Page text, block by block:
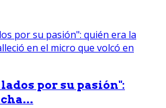
por su pasión":